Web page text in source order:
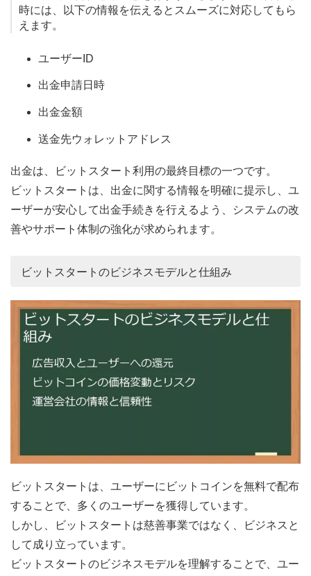
時には、以下の情報を伝えるとスムーズに対応してもら
えます。
ユーザーID
出金申請日時
出金金額
送金先ウォレットアドレス
出金は、ビットスタート利用の最終目標の一つです。
ビットスタートは、出金に関する情報を明確に提示し、ユ
ーザーが安心して出金手続きを行えるよう、システムの改
善やサポート体制の強化が求められます。
ビットスタートのビジネスモデルと仕組み
ビットスタートは、ユーザーにビットコインを無料で配布
することで、多くのユーザーを獲得しています。
しかし、ビットスタートは慈善事業ではなく、ビジネスと
して成り立っています。
ビットスタートのビジネスモデルを理解することで、ユー